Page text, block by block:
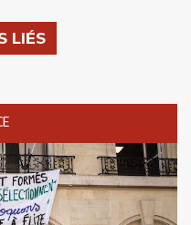
LIÉS